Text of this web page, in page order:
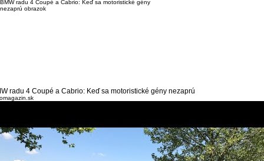
radu 4 Coupé a Cabrio: Keď sa motoristické gény nezaprú